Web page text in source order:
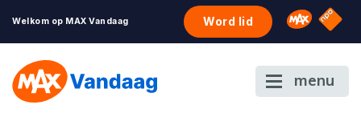
Welkom op MAX Vandaag Word lid Omroep
NPO
menu